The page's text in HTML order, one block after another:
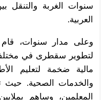
سنوات الغربة والتنقل
العربية.
وعلى مدار سنوات،
لتطوير سقطرى في
مالية ضخمة لتعليم
المعلمين، وساهم